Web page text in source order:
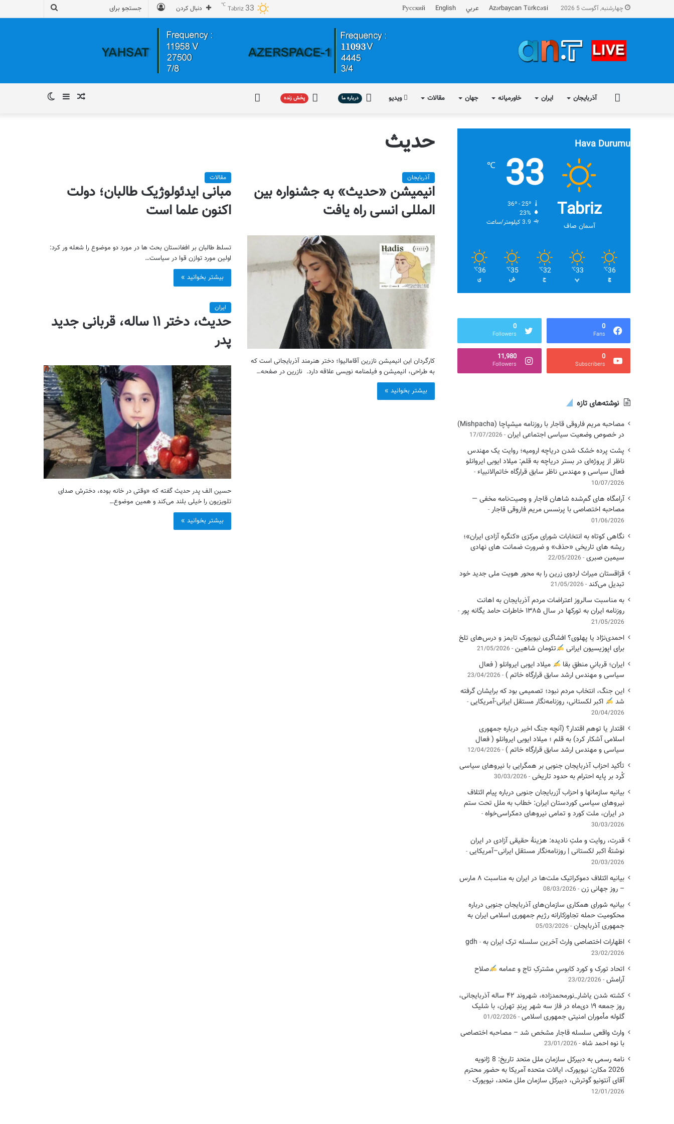
چهارشنبه, آگوست 5 2026 Azərbaycan Türkcəsi عربي English
Русский دنبال کردن Təbriz33
℃
آذربایجان ایران خاورمیانه جهان مقالات ویدیو درباره
درباره ما پخش
پخش زنده سایدبار نوشته
حدیث
آذربایجان
انیمیشن «حدیث» به جشنواره بین
المللی انسی راه یافت
کارگردان این انیمیشن نازرین آقامالیوا؛ دختر هنرمند آذربایجانی است که
به طراحی، انیمیشن و فیلمنامه نویسی علاقه دارد. نازرین در صفحه…
بیشتر بخوانید »
مقالات
مبانی ایدئولوژیک طالبان؛ دولت
اکنون علما است
تسلط طالبان بر افغانستان بحث ها در مورد دو موضوع را شعله ور کرد:
اولین مورد توازن قوا در سیاست…
بیشتر بخوانید »
ایران
حدیث، دختر ۱۱ ساله، قربانی جدید
پدر
حسین الف پدر حدیث گفته که «وقتی در خانه بوده، دخترش صدای
تلویزیون را خیلی بلند می‌کند و همین موضوع…
بیشتر بخوانید »
Hava Durumu
Tabriz
آسمان صاف
33
℃
36º - 25º
23%
3.9 کیلومتر/ساعت
36
℃
چ
33
℃
پ
32
℃
ج
35
℃
ش
36
℃
ی
0
Fans
0
Followers
0
Subscribers
11,980
Followers
نوشته‌های تازه
مصاحبه مریم فاروقی قاجار با روزنامه میشپاچا (Mishpacha)
در خصوص وضعیت سیاسی اجتماعی ایران 17/07/2026
پشت پرده خشک شدن دریاچه ارومیه؛ روایت یک مهندس
ناظر از پروژه‌ای در بستر دریاچه به قلم: میلاد ایوبی ایروانلو
فعال سیاسی و مهندس ناظر سابق قرارگاه خاتم‌الانبیاء
10/07/2026
آرامگاه های گم‌شده شاهان قاجار و وصیت‌نامه مخفی —
مصاحبه اختصاصی با پرنسس مریم فاروقی قاجار
01/06/2026
نگاهی کوتاه به انتخابات شورای مرکزی «کنگره آزادی ایران»؛
ریشه های تاریخی «حذف» و ضرورت ضمانت های نهادی
سیمین صبری 22/05/2026
قزاقستان میراث اردوی زرین را به محور هویت ملی جدید خود
تبدیل می‌کند 21/05/2026
به مناسبت سالروز اعتراضات مردم آذربایجان به اهانت
روزنامه ایران به تورکها در سال ۱۳۸۵ خاطرات حامد یگانه پور
21/05/2026
احمدی‌نژاد یا پهلوی؟ افشاگری نیویورک تایمز و درس‌های تلخ
برای اپوزیسیون ایرانی
تئومان شاهین 21/05/2026
ایران؛ قربانیِ منطقِ بقا
میلاد ایوبی ایروانلو ( فعال
سیاسی ‌و مهندس ارشد سابق قرارگاه خاتم ) 23/04/2026
این جنگ، انتخاب مردم نبود؛ تصمیمی بود که برایشان گرفته
شد
اکبر لکستانی، روزنامه‌نگار مستقل ایرانی-آمریکایی
20/04/2026
اقتدار یا توهم اقتدار؟ (آنچه جنگ اخیر درباره جمهوری
اسلامی آشکار کرد) به قلم ؛ میلاد ایوبی ایروانلو ( فعال
سیاسی و مهندس ارشد سابق قرارگاه خاتم ) 12/04/2026
تأکید احزاب آذربایجان جنوبی بر همگرایی با نیروهای سیاسی
کُرد بر پایه احترام به حدود تاریخی 30/03/2026
بیانیه سازمانها و احزاب آزربایجان جنوبی درباره پیام ائتلاف
نیروهای سیاسی کوردستان ایران: خطاب به ملل تحت ستم
در ایران، ملت کورد و تمامی نیروهای دمکراسی‌خواه
30/03/2026
قدرت، روایت و ملتِ نادیده: هزینهٔ حقیقی آزادی در ایران
نوشتهٔ اکبر لکستانی | روزنامه‌نگار مستقل ایرانی–آمریکایی
20/03/2026
بیانیه ائتلاف دموکراتیک ملت‌ها در ایران به مناسبت ۸ مارس
– روز جهانی زن 08/03/2026
بیانیه شورای همکاری سازمان‌های آذربایجان جنوبی درباره
محکومیت حمله تجاوزکارانه رژیم جمهوری اسلامی ایران به
جمهوری آذربایجان 05/03/2026
اظهارات اختصاصی وارث آخرین سلسله ترک ایران به gdh
23/02/2026
اتحاد تورک و کورد کابوسِ مشترکِ تاج و عمامه
​صلاح
آرامش 23/02/2026
کشته شدن یاشار_نورمحمدزاده، شهروند ۴۲ ساله آذربایجانی،
روز جمعه ۱۹ دی‌ماه در فاز سه شهر پرندِ تهران، با شلیک
گلوله مأموران امنیتی جمهوری اسلامی 01/02/2026
وارث واقعی سلسله قاجار مشخص شد – مصاحبه اختصاصی
با نوه احمد شاه 23/01/2026
نامه رسمی به دبیرکل سازمان ملل متحد تاریخ: 8 ژانویه
2026 مکان: نیویورک، ایالات متحده آمریکا به حضور محترم
آقای آنتونیو گوترش، دبیرکل سازمان ملل متحد، نیویورک
12/01/2026